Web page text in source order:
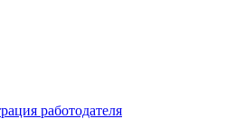
работодателя